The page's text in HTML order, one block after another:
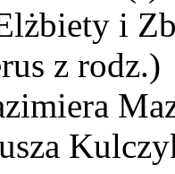
i
z rodz.)